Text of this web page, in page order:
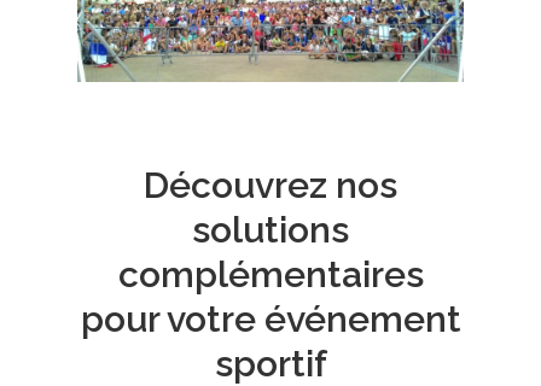
Découvrez nos
solutions
complémentaires
pour votre événement
sportif